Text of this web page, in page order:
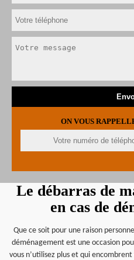
ON VOUS
Le débarras de
en cas de
Que ce soit pour une raison
déménagement est une occasion
vous n’utilisez plus et qui